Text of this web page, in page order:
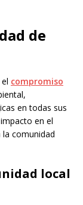
de
compromiso
en todas sus
en el
comunidad
local